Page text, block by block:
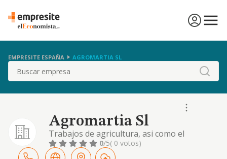
EMPRESITE ESPAÑA AGROMARTIA SL
Buscar
Agromartia Sl
Trabajos de agricultura, asi como el
arrendamiento y explotacion de fincas
rusticas
0/5( 0 votos)